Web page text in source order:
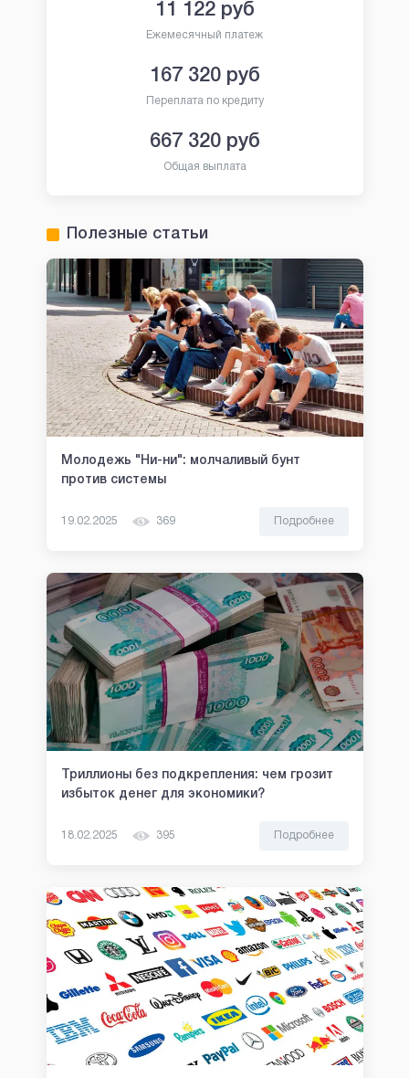
11 122руб
Ежемесячный платеж
167 320руб
Переплата по кредиту
667 320руб
Общая выплата
Полезные статьи
Молодежь "Ни-ни": молчаливый бунт
против системы
19.02.2025 369 Подробнее
Триллионы без подкрепления: чем грозит
избыток денег для экономики?
18.02.2025 395 Подробнее